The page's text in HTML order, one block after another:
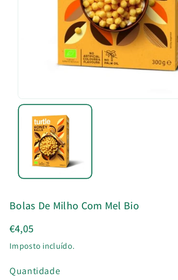
Bolas De Milho Com Mel Bio
€4,05
Imposto incluído.
Quantidade